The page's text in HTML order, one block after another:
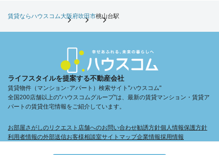
賃貸ならハウスコム大阪府吹田市桃山台駅
ライフスタイルを提案する不動産会社
賃貸物件（マンション･アパート）検索サイト"ハウスコム"
全国200店舗以上の"ハウスコムグループ"は、最新の賃貸マンション・賃貸ア
パートの賃貸住宅情報をご紹介しています。
お部屋さがしのリクエスト 店舗へのお問い合わせ勧誘方針個人情報保護方針
利用者情報の外部送信お客様相談室サイトマップ企業情報採用情報